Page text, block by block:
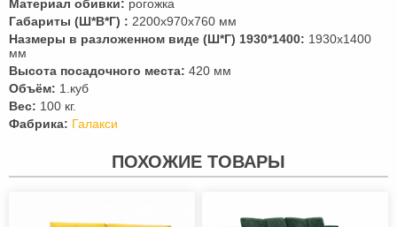
Материал обивки: рогожка
Габариты (Ш*В*Г) : 2200х970х760 мм
Hазмеры в разложенном виде (Ш*Г) 1930*1400: 1930х1400
мм
Высота посадочного места: 420 мм
Объём: 1.куб
Вес: 100 кг.
Фабрика: Галакси
ПОХОЖИЕ ТОВАРЫ